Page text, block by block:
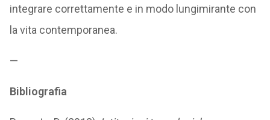
integrare correttamente e in modo lungimirante con
la vita contemporanea.
—
Bibliografia